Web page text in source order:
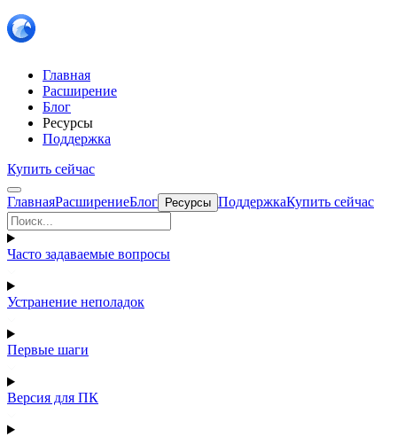
Главная
Расширение
Блог
Ресурсы
Поддержка
Купить сейчас
ГлавнаяРасширениеБлог Ресурсы ПоддержкаКупить сейчас
Часто задаваемые вопросы
Устранение неполадок
Первые шаги
Версия для ПК